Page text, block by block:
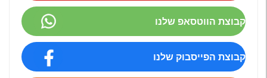
קבוצת הווטסאפ שלנו
קבוצת הפייסבוק שלנו